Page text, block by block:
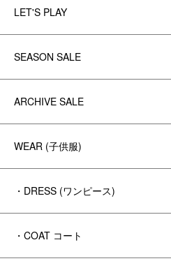
LET'S PLAY
SEASON SALE
ARCHIVE SALE
WEAR (子供服)
・DRESS (ワンピース)
・COAT コート